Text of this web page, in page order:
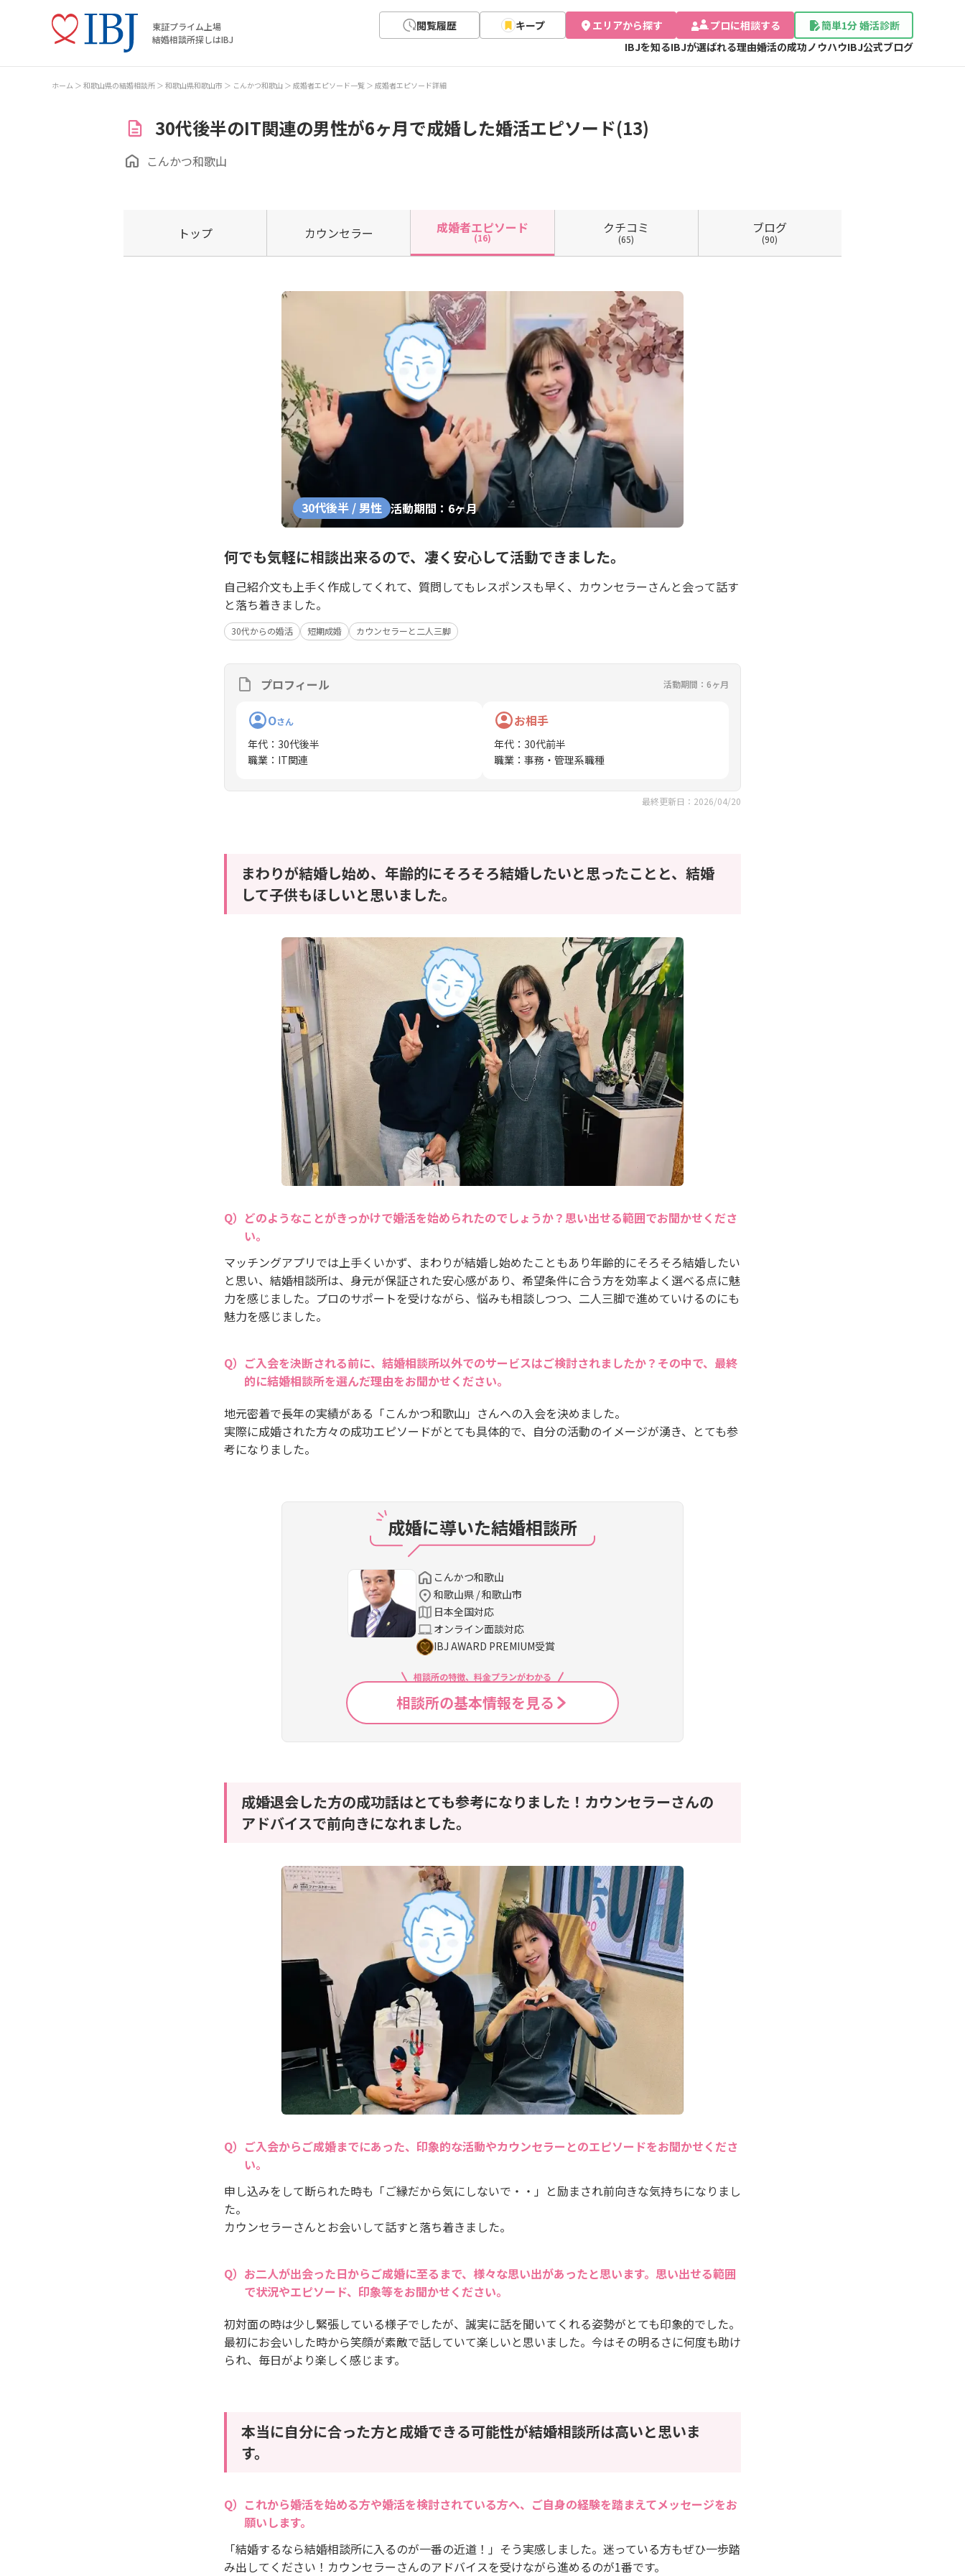
東証プライム上場
結婚相談所探しはIBJ
閲覧履歴 キープ エリアから探す プロに相談する
簡単1分 婚活診断
IBJを知るIBJが選ばれる理由婚活の成功ノウハウIBJ公式ブログ
ホーム 和歌山県の結婚相談所 和歌山県和歌山市 こんかつ和歌山 成婚者エピソード一覧 成婚者エピソード詳細
30代後半のIT関連の男性が6ヶ月で成婚した婚活エピソード(13)
こんかつ和歌山
トップ カウンセラー 成婚者エピソード
(16)
クチコミ
(65)
ブログ
(90)
30代後半 / 男性 活動期間：6ヶ月
何でも気軽に相談出来るので、凄く安心して活動できました。
自己紹介文も上手く作成してくれて、質問してもレスポンスも早く、カウンセラーさんと会って話す
と落ち着きました。
30代からの婚活 短期成婚 カウンセラーと二人三脚
プロフィール 活動期間：6ヶ月
Oさん
年代 ： 30代後半
職業 ： IT関連
お相手
年代 ： 30代前半
職業 ： 事務・管理系職種
最終更新日：2026/04/20
まわりが結婚し始め、年齢的にそろそろ結婚したいと思ったことと、結婚
して子供もほしいと思いました。
どのようなことがきっかけで婚活を始められたのでしょうか？思い出せる範囲でお聞かせくださ
い。
マッチングアプリでは上手くいかず、まわりが結婚し始めたこともあり年齢的にそろそろ結婚したい
と思い、結婚相談所は、身元が保証された安心感があり、希望条件に合う方を効率よく選べる点に魅
力を感じました。プロのサポートを受けながら、悩みも相談しつつ、二人三脚で進めていけるのにも
魅力を感じました。
ご入会を決断される前に、結婚相談所以外でのサービスはご検討されましたか？その中で、最終
的に結婚相談所を選んだ理由をお聞かせください。
地元密着で長年の実績がある「こんかつ和歌山」さんへの入会を決めました。
実際に成婚された方々の成功エピソードがとても具体的で、自分の活動のイメージが湧き、とても参
考になりました。
成婚に導いた結婚相談所
こんかつ和歌山
和歌山県 / 和歌山市
日本全国対応
オンライン面談対応
IBJ AWARD PREMIUM受賞
相談所の特徴、料金プランがわかる
相談所の基本情報を見る
成婚退会した方の成功話はとても参考になりました！カウンセラーさんの
アドバイスで前向きになれました。
ご入会からご成婚までにあった、印象的な活動やカウンセラーとのエピソードをお聞かせくださ
い。
申し込みをして断られた時も「ご縁だから気にしないで・・」と励まされ前向きな気持ちになりまし
た。
カウンセラーさんとお会いして話すと落ち着きました。
お二人が出会った日からご成婚に至るまで、様々な思い出があったと思います。思い出せる範囲
で状況やエピソード、印象等をお聞かせください。
初対面の時は少し緊張している様子でしたが、誠実に話を聞いてくれる姿勢がとても印象的でした。
最初にお会いした時から笑顔が素敵で話していて楽しいと思いました。今はその明るさに何度も助け
られ、毎日がより楽しく感じます。
本当に自分に合った方と成婚できる可能性が結婚相談所は高いと思いま
す。
これから婚活を始める方や婚活を検討されている方へ、ご自身の経験を踏まえてメッセージをお
願いします。
「結婚するなら結婚相談所に入るのが一番の近道！」そう実感しました。迷っている方もぜひ一歩踏
み出してください！カウンセラーさんのアドバイスを受けながら進めるのが1番です。